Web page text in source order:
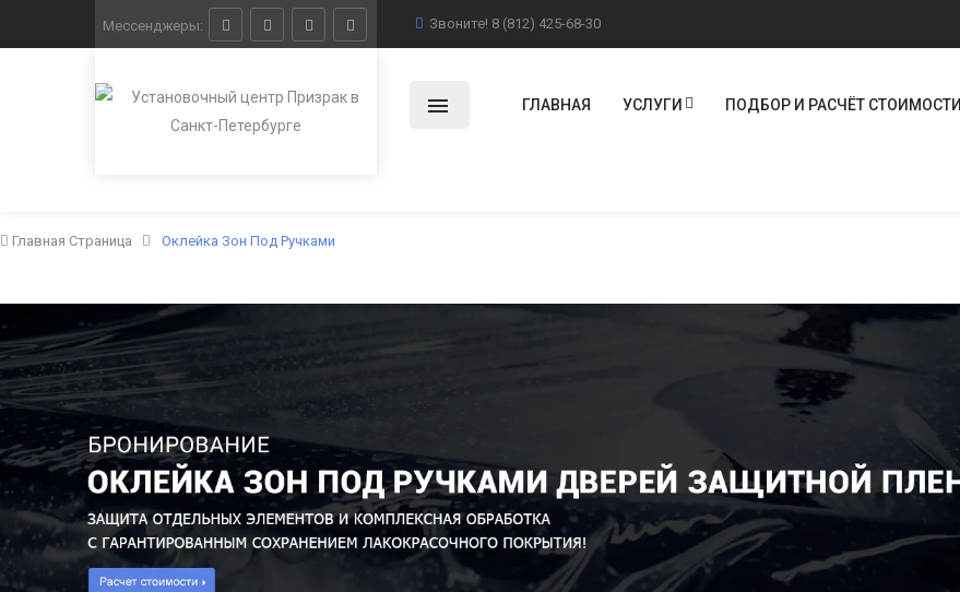
Мессенджеры: Звоните! 8 (812) 425-68-30
ГЛАВНАЯ УСЛУГИ ПОДБОР И РАСЧЁТ СТОИМОСТИ
Главная Страница Оклейка Зон Под Ручками